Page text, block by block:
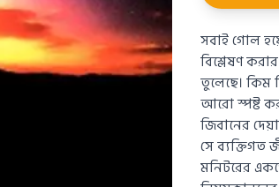
সবাই গোল
বিশ্লেষণ
তুলেছে। কিম
আরো স্পষ্ট
জিবানের
সে ব্যক্তিগত
মনিটরের